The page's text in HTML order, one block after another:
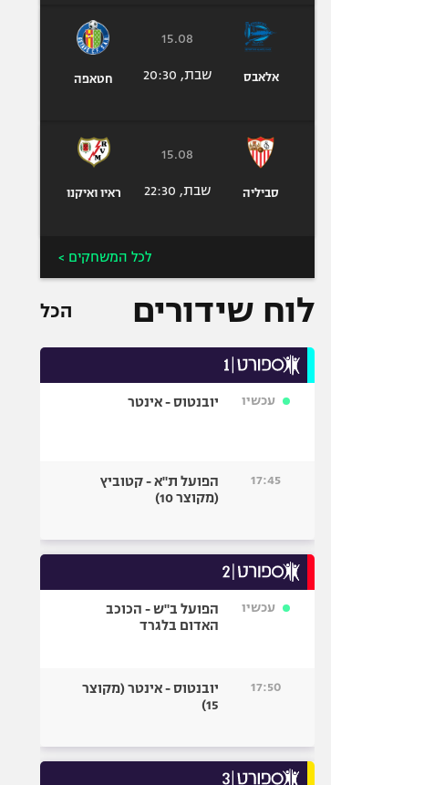
אלאבס
15.08
שבת, 20:30 חטאפה
סביליה
15.08
שבת, 22:30 ראיו ואיקנו
לכל המשחקים >
לוח שידורים הכל
עכשיו יובנטוס - אינטר
17:45
הפועל ת"א - קטוביץ
(מקוצר 10)
עכשיו
הפועל ב"ש - הכוכב
האדום בלגרד
17:50
יובנטוס - אינטר (מקוצר
15)